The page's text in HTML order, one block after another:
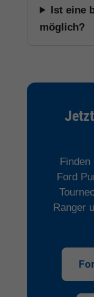
Ist eine
möglich?
Finden
Ford
Ranger